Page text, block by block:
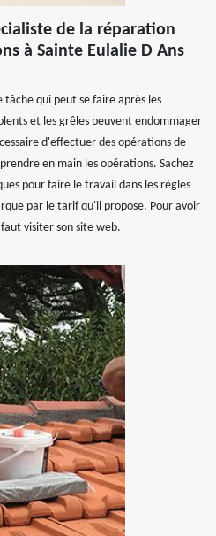
de la réparation
à Sainte Eulalie D Ans
qui peut se faire après les
et les grêles peuvent endommager
d'effectuer des opérations de
en main les opérations. Sachez
pour faire le travail dans les règles
par le tarif qu'il propose. Pour avoir
visiter son site web.